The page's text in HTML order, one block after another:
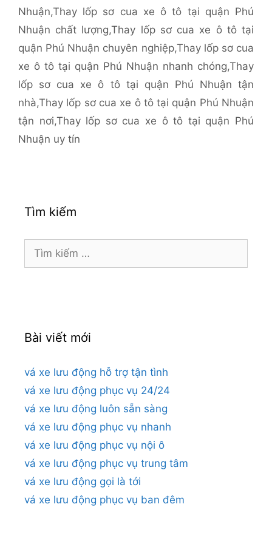
Nhuận,Thay lốp sơ cua xe ô tô tại quận Phú
Nhuận chất lượng,Thay lốp sơ cua xe ô tô tại
quận Phú Nhuận chuyên nghiệp,Thay lốp sơ cua
xe ô tô tại quận Phú Nhuận nhanh chóng,Thay
lốp sơ cua xe ô tô tại quận Phú Nhuận tận
nhà,Thay lốp sơ cua xe ô tô tại quận Phú Nhuận
tận nơi,Thay lốp sơ cua xe ô tô tại quận Phú
Nhuận uy tín
Tìm kiếm
Tìm
kiếm
Bài viết mới
vá xe lưu động hỗ trợ tận tình
vá xe lưu động phục vụ 24/24
vá xe lưu động luôn sẵn sàng
vá xe lưu động phục vụ nhanh
vá xe lưu động phục vụ nội ô
vá xe lưu động phục vụ trung tâm
vá xe lưu động gọi là tới
vá xe lưu động phục vụ ban đêm